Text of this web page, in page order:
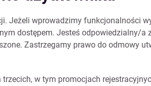
Jeżeli wprowadzimy funkcjonalności
dostępem. Jesteś odpowiedzialny/
Zastrzegamy prawo do odmowy
w tym promocjach